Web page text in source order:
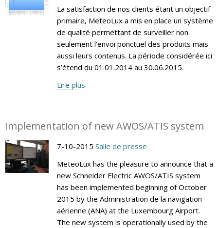
La satisfaction de nos clients étant un objectif
primaire, MeteoLux a mis en place un système
de qualité permettant de surveiller non
seulement l’envoi ponctuel des produits mais
aussi leurs contenus. La période considérée ici
s’étend du 01.01.2014 au 30.06.2015.
Lire plus
Implementation of new AWOS/ATIS system
7-10-2015 Salle de presse
MeteoLux has the pleasure to announce that a
new Schneider Electric AWOS/ATIS system
has been implemented beginning of October
2015 by the Administration de la navigation
aérienne (ANA) at the Luxembourg Airport.
The new system is operationally used by the